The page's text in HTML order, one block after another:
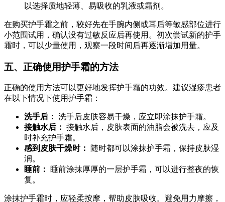
以选择质地轻薄、易吸收的乳液或霜剂。
在购买护手霜之前，较好先在手腕内侧或耳后等敏感部位进行
小范围试用，确认没有过敏反应后再使用。初次尝试新的护手
霜时，可以少量使用，观察一段时间后再逐渐增加用量。
五、正确使用护手霜的方法
正确的使用方法可以更好地发挥护手霜的功效。建议湿疹患者
在以下情况下使用护手霜：
洗手后： 洗手后皮肤容易干燥，应立即涂抹护手霜。
接触水后： 接触水后，皮肤表面的油脂会被洗去，应及
时补充护手霜。
感到皮肤干燥时：
随时都可以涂抹护手霜，保持皮肤湿
润。
睡前：
睡前涂抹厚厚的一层护手霜，可以进行整夜的恢
复。
涂抹护手霜时，应轻柔按摩，帮助皮肤吸收。避免用力摩擦，